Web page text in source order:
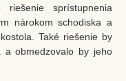
riešenie sprístupnenia
nárokom schodiska a
Také riešenie by
a obmedzovalo by jeho